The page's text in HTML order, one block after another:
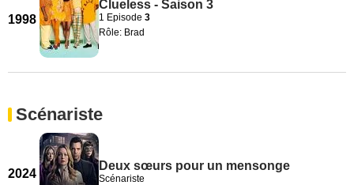
1998
Clueless - Saison 3
1 Episode 3
Rôle: Brad
Scénariste
2024
Deux sœurs pour un mensonge
Scénariste